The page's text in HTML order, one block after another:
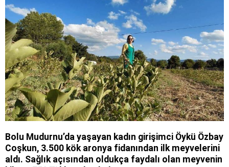
Bolu Mudurnu’da yaşayan kadın girişimci Öykü Özbay
Coşkun, 3.500 kök aronya fidanından ilk meyvelerini
aldı. Sağlık açısından oldukça faydalı olan meyvenin